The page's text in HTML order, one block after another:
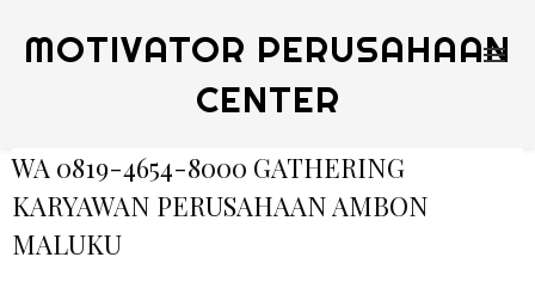
MOTIVATOR PERUSAHAAN
CENTER
WA 0819-4654-8000 GATHERING
KARYAWAN PERUSAHAAN AMBON
MALUKU